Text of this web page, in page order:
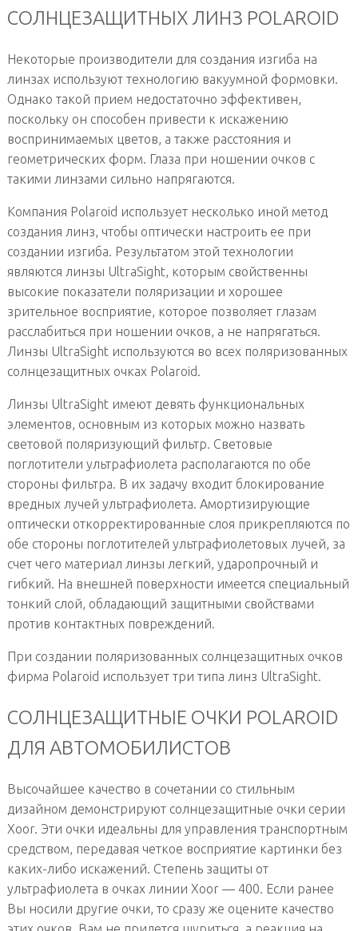
СОЛНЦЕЗАЩИТНЫХ ЛИНЗ POLAROID
Некоторые производители для создания изгиба на
линзах используют технологию вакуумной формовки.
Однако такой прием недостаточно эффективен,
поскольку он способен привести к искажению
воспринимаемых цветов, а также расстояния и
геометрических форм. Глаза при ношении очков с
такими линзами сильно напрягаются.
Компания Polaroid использует несколько иной метод
создания линз, чтобы оптически настроить ее при
создании изгиба. Результатом этой технологии
являются линзы UltraSight, которым свойственны
высокие показатели поляризации и хорошее
зрительное восприятие, которое позволяет глазам
расслабиться при ношении очков, а не напрягаться.
Линзы UltraSight используются во всех поляризованных
солнцезащитных очках Polaroid.
Линзы UltraSight имеют девять функциональных
элементов, основным из которых можно назвать
световой поляризующий фильтр. Световые
поглотители ультрафиолета располагаются по обе
стороны фильтра. В их задачу входит блокирование
вредных лучей ультрафиолета. Амортизирующие
оптически откорректированные слоя прикрепляются по
обе стороны поглотителей ультрафиолетовых лучей, за
счет чего материал линзы легкий, ударопрочный и
гибкий. На внешней поверхности имеется специальный
тонкий слой, обладающий защитными свойствами
против контактных повреждений.
При создании поляризованных солнцезащитных очков
фирма Polaroid использует три типа линз UltraSight.
СОЛНЦЕЗАЩИТНЫЕ ОЧКИ POLAROID
ДЛЯ АВТОМОБИЛИСТОВ
Высочайшее качество в сочетании со стильным
дизайном демонстрируют солнцезащитные очки серии
Xoor. Эти очки идеальны для управления транспортным
средством, передавая четкое восприятие картинки без
каких-либо искажений. Степень защиты от
ультрафиолета в очках линии Xoor — 400. Если ранее
Вы носили другие очки, то сразу же оцените качество